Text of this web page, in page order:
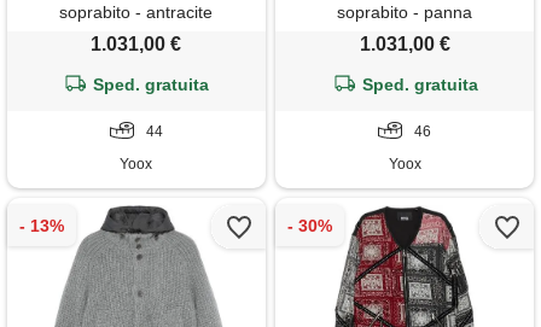
soprabito - antracite
1.031,00 €
Sped. gratuita
44
Yoox
soprabito - panna
1.031,00 €
Sped. gratuita
46
Yoox